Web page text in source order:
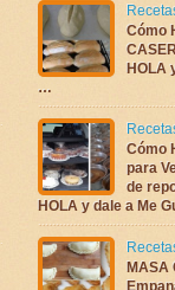
Cómo
HOLA
…
Cómo
para
de
HOLA y dale a Me
MASA